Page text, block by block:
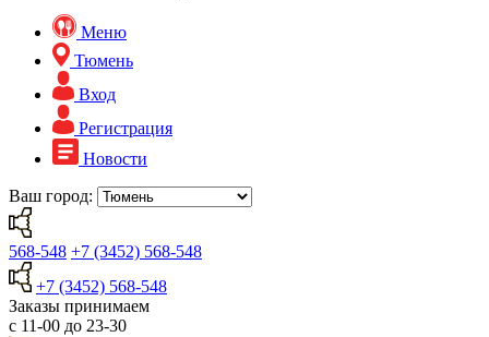
Меню
Тюмень
Вход
Регистрация
Новости
Ваш город:
568-548 +7 (3452) 568-548
+7 (3452) 568-548
Заказы принимаем
с 11-00 до 23-30